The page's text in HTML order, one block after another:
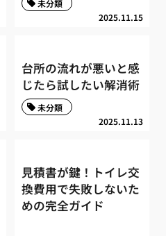
2025.11.15
未分類
台所の流れが悪いと感
じたら試したい解消術
2025.11.13
未分類
見積書が鍵！トイレ交
換費用で失敗しないた
めの完全ガイド